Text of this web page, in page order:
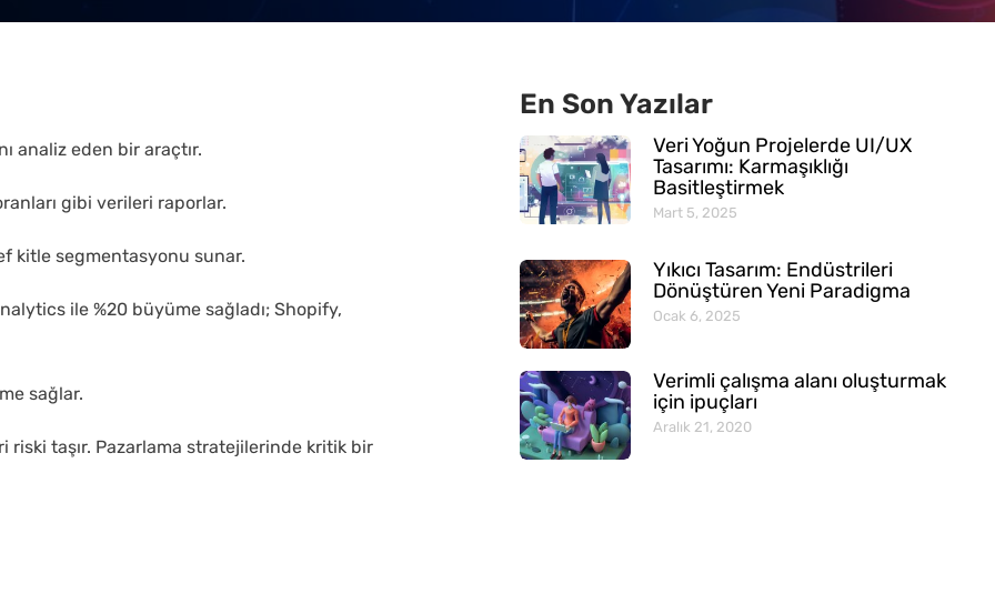
analiz eden bir araçtır.
gibi verileri raporlar.
kitle segmentasyonu sunar.
ile %20 büyüme sağladı; Shopify,
sağlar.
riski taşır. Pazarlama stratejilerinde kritik bir
En Son Yazılar
Veri Yoğun Projelerde UI/UX
Tasarımı: Karmaşıklığı
Basitleştirmek
Mart 5, 2025
Yıkıcı Tasarım: Endüstrileri
Dönüştüren Yeni Paradigma
Ocak 6, 2025
Verimli çalışma alanı oluşturmak
için ipuçları
Aralık 21, 2020